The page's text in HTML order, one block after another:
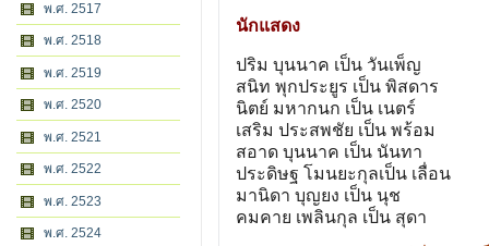
พ.ศ. 2517
พ.ศ. 2518
พ.ศ. 2519
พ.ศ. 2520
พ.ศ. 2521
พ.ศ. 2522
พ.ศ. 2523
พ.ศ. 2524
นักแสดง
ปริม บุนนาค เป็น วันเพ็ญ
สนิท พุกประยูร เป็น พิสดาร
นิตย์ มหากนก เป็น เนตร์
เสริม ประสพชัย เป็น พร้อม
สอาด บุนนาค เป็น นันทา
ประดิษฐ โมนยะกุลเป็น เลื่อน
มานิดา บุญยง เป็น นุช
คมคาย เพลินกุล เป็น สุดา